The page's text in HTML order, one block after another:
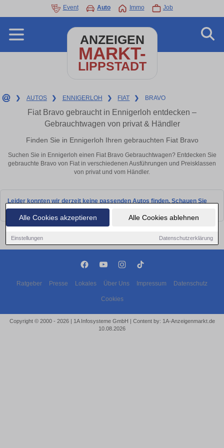
Alle Cookies akzeptieren Alle Cookies ablehnen
Einstellungen Datenschutzerklärung
Event Auto Immo Job
ANZEIGEN
MARKT-
LIPPSTADT
❯ AUTOS ❯ ENNIGERLOH ❯ FIAT ❯ BRAVO
Fiat Bravo gebraucht in Ennigerloh entdecken –
Gebrauchtwagen von privat & Händler
Finden Sie in Ennigerloh Ihren gebrauchten Fiat Bravo
Suchen Sie in Ennigerloh einen Fiat Bravo Gebrauchtwagen? Entdecken Sie
gebrauchte Bravo von Fiat in verschiedenen Ausführungen und Preisklassen
von privat und vom Händler.
Leider konnten wir derzeit keine passenden Autos finden. Schauen Sie
bald wieder vorbei!
Ratgeber Presse Lokales Über Uns Impressum Datenschutz
Cookies
Copyright © 2000 - 2026 | 1A Infosysteme GmbH | Content by: 1A-Anzeigenmarkt.de
10.08.2026